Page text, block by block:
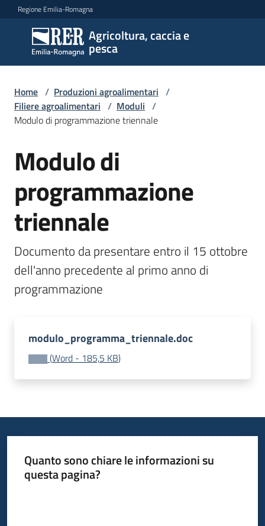
Vai al contenuto
Vai alla navigazione
Vai al footer
Regione Emilia-Romagna
Agricoltura, caccia e
pesca
Agricoltura,
caccia e
pesca
Argomenti
Novità
Servizi
Leggi
atti
bandi
progetti
cifre
Home / Produzioni agroalimentari /
Filiere agroalimentari / Moduli /
Modulo di programmazione triennale
Modulo di
programmazione
triennale
Documento da presentare entro il 15 ottobre
dell'anno precedente al primo anno di
programmazione
modulo_programma_triennale.doc
(Word - 185,5 KB)
Quanto sono chiare le informazioni su
questa pagina?